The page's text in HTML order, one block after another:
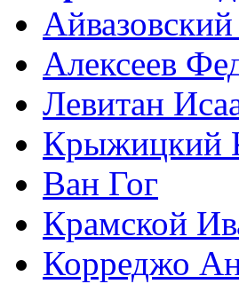
Алексеев
Левитан
Крыжицкий
Ван Гог
Крамской
Корреджо